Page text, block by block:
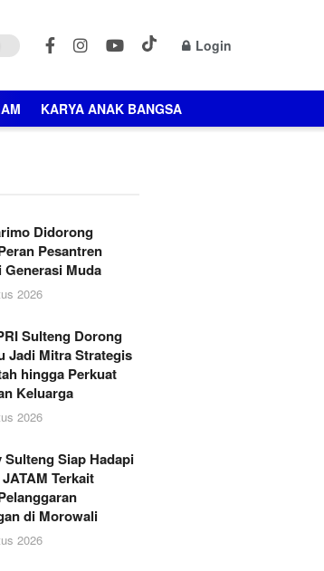
Login
KARYA ANAK BANGSA
Didorong
Pesantren
Generasi Muda
2026
Sulteng Dorong
Jadi Mitra Strategis
hingga Perkuat
Keluarga
2026
Sulteng Siap Hadapi
Terkait
di Morowali
2026